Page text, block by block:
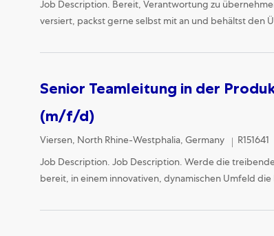
Job Description. Bereit, Verantwortung zu
versiert, packst gerne selbst mit an und behältst den
Senior Teamleitung in der
(m/f/d)
Location
Viersen, North Rhine-Westphalia, Germany R151641
Job Description. Job Description. Werde die
bereit, in einem innovativen, dynamischen Umfeld die